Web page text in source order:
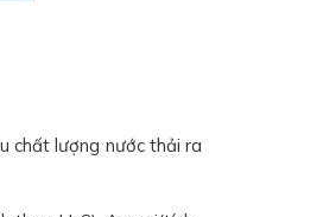
chất lượng nước thải ra